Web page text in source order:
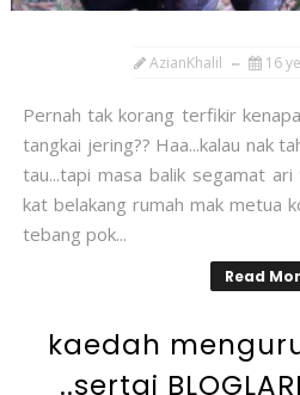
AzianKhalil 16
Pernah tak korang terfikir
tangkai jering?? Haa...kalau nak
tau...tapi masa balik segamat
kat belakang rumah mak metua
tebang pok...
Read
kaedah
..sertai